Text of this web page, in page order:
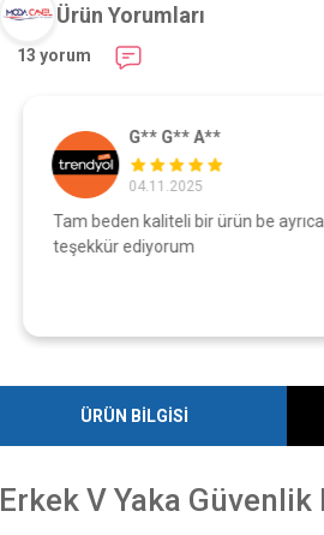
Ürün Yorumları
13 yorum
G** G** A**
04.11.2025
Tam beden kaliteli bir ürün be ayrıca
teşekkür ediyorum
ÜRÜN BİLGİSİ
Erkek V Yaka